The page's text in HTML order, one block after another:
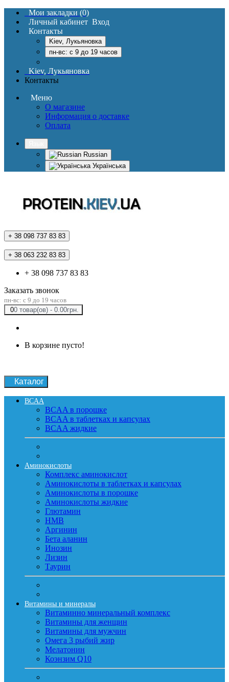
Мои закладки (0)
Личный кабинет Вход
Контакты
Kiev, Лукьяновка
пн-вс: c 9 до 19 часов
Kiev, Лукьяновка
Контакты
Меню
О магазине
Информация о доставке
Оплата
Russian
Українська
+ 38 098 737 83 83
+ 38 063 232 83 83
+ 38 098 737 83 83
Заказать звонок
пн-вс: c 9 до 19 часов
00 товар(ов) - 0.00грн.
В корзине пусто!
Каталог
BCAA
BCAA в порошке
BCAA в таблетках и капсулах
BCAA жидкие
Аминокислоты
Комплекс аминокислот
Аминокислоты в таблетках и капсулах
Аминокислоты в порошке
Аминокислоты жидкие
Глютамин
HMB
Аргинин
Бета аланин
Инозин
Лизин
Таурин
Витамины и минералы
Витаминно минеральный комплекс
Витамины для женщин
Витамины для мужчин
Омега 3 рыбий жир
Мелатонин
Коэнзим Q10